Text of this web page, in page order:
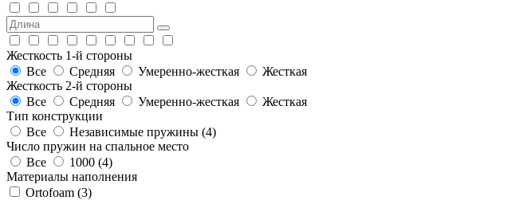
Жесткость 1-й стороны
Все
Средняя Умеренно-жесткая
Жесткая
Жесткость 2-й стороны
Все
Средняя Умеренно-жесткая
Жесткая
Тип конструкции
Все
Независимые пружины (4)
Число пружин на спальное место
Все
1000 (4)
Материалы наполнения
Ortofoam (3)